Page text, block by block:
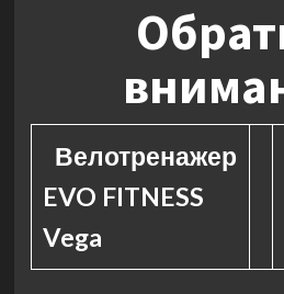
Велотренажер
EVO FITNESS
Vega